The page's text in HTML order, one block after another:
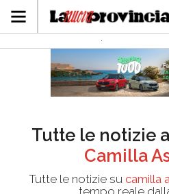
Tutte le notizie
Camilla
Tutte le notizie su camilla
tempo reale